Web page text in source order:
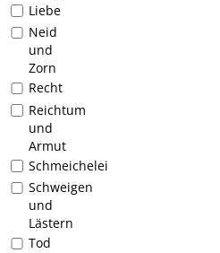
Liebe
Neid
und
Zorn
Recht
Reichtum
und
Armut
Schmeichelei
Schweigen
und
Lästern
Tod